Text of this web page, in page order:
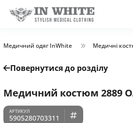
Медичний одяг InWhite Медичні
Повернутися до розділу
Медичний костюм 2889
5905280703311